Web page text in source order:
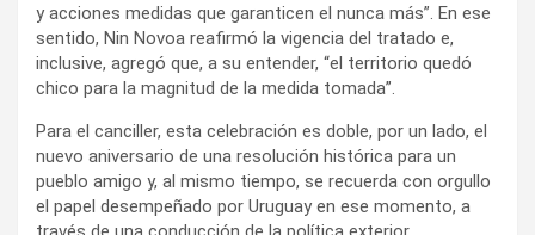
y acciones medidas que garanticen el nunca más”. En ese
sentido, Nin Novoa reafirmó la vigencia del tratado e,
inclusive, agregó que, a su entender, “el territorio quedó
chico para la magnitud de la medida tomada”.
Para el canciller, esta celebración es doble, por un lado, el
nuevo aniversario de una resolución histórica para un
pueblo amigo y, al mismo tiempo, se recuerda con orgullo
el papel desempeñado por Uruguay en ese momento, a